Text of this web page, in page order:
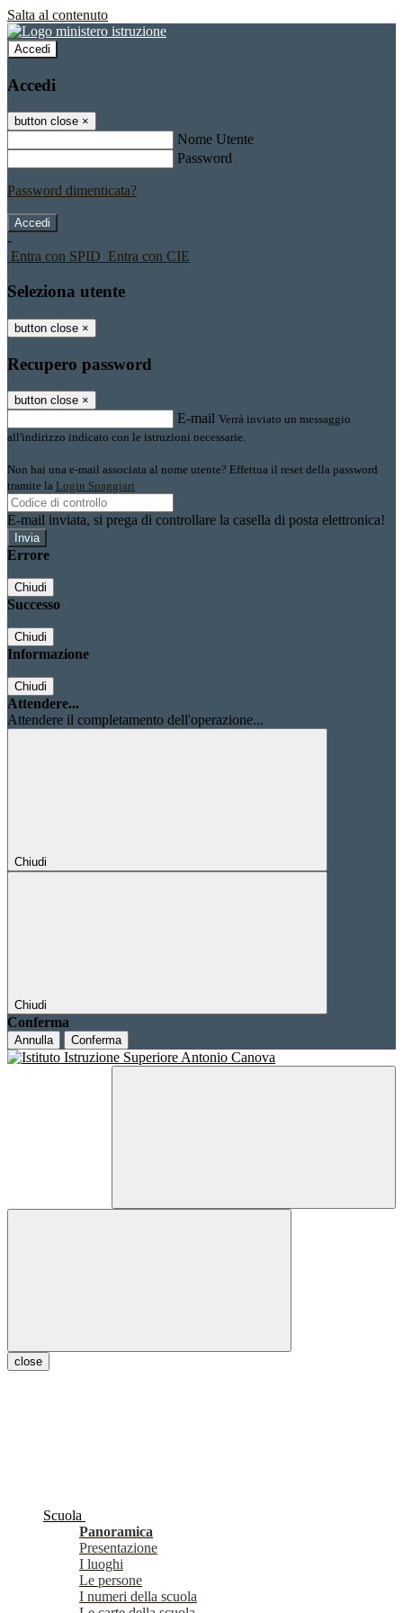
Salta al contenuto
Accedi
Accedi
button close ×
Nome Utente
Password
Password dimenticata?
-
Entra con SPID Entra con CIE
Seleziona utente
button close ×
Recupero password
button close ×
E-mail Verrà inviato un messaggio
all'indirizzo indicato con le istruzioni necessarie.
Non hai una e-mail associata al nome utente? Effettua il reset della password
tramite la Login Spaggiari
E-mail inviata, si prega di controllare la casella di posta elettronica!
Errore
Chiudi
Successo
Chiudi
Informazione
Chiudi
Attendere...
Attendere il completamento dell'operazione...
Chiudi
Chiudi
Conferma
Annulla Conferma
close
Scuola
Panoramica
Presentazione
I luoghi
Le persone
I numeri della scuola